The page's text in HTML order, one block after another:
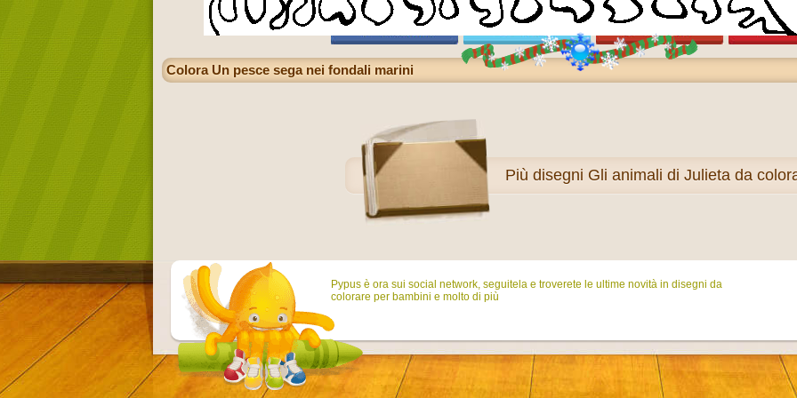
Colora Un pesce sega nei fondali marini
Più disegni Gli animali di Julieta da
Pypus è ora sui social network, seguitela e troverete le ultime novità in disegni da
colorare per bambini e molto di più